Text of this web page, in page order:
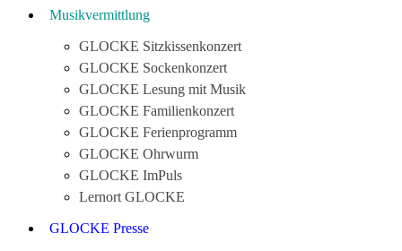
Musikvermittlung
GLOCKE Sitzkissenkonzert
GLOCKE Sockenkonzert
GLOCKE Lesung mit Musik
GLOCKE Familienkonzert
GLOCKE Ferienprogramm
GLOCKE Ohrwurm
GLOCKE ImPuls
Lernort GLOCKE
GLOCKE Presse